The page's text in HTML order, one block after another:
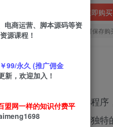
立即购买
当前未登录！建议登陆后购买，可保存购
们团队自主研发的小程序
网的技术优势，结合独特
电商运营、脚本源码等资
源课程！
99/永久 (推广佣金
新，欢迎加入！
盟网一样的知识付费平